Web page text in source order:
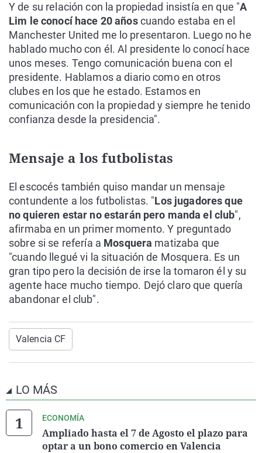
Y de su relación con la propiedad insistía en que "A
Lim le conocí hace 20 añoscuando estaba en el
Manchester United me lo presentaron. Luego no he
hablado mucho con él. Al presidente lo conocí hace
unos meses. Tengo comunicación buena con el
presidente. Hablamos a diario como en otros
clubes en los que he estado. Estamos en
comunicación con la propiedad y siempre he tenido
confianza desde la presidencia".
Mensaje a los futbolistas
El escocés también quiso mandar un mensaje
contundente a los futbolistas. "Los jugadores que
no quieren estar no estarán pero manda el club",
afirmaba en un primer momento. Y preguntado
sobre si se refería a Mosquera matizaba que
"cuando llegué vi la situación de Mosquera. Es un
gran tipo pero la decisión de irse la tomaron él y su
agente hace mucho tiempo. Dejó claro que quería
abandonar el club".
Valencia CF
LO MÁS
ECONOMÍA
Ampliado hasta el 7 de Agosto el plazo para
optar a un bono comercio en Valencia